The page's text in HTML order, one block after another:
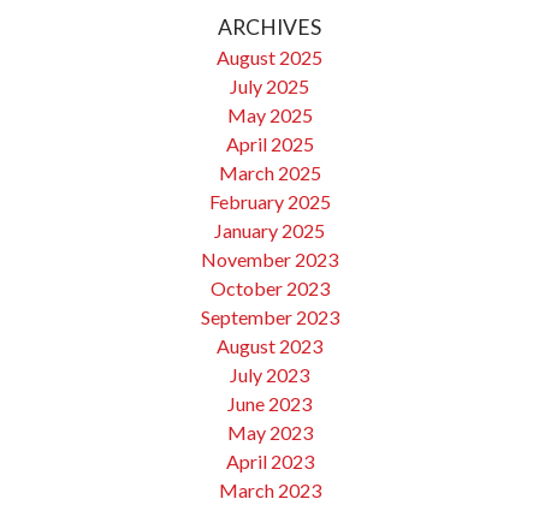
ARCHIVES
August 2025
July 2025
May 2025
April 2025
March 2025
February 2025
January 2025
November 2023
October 2023
September 2023
August 2023
July 2023
June 2023
May 2023
April 2023
March 2023